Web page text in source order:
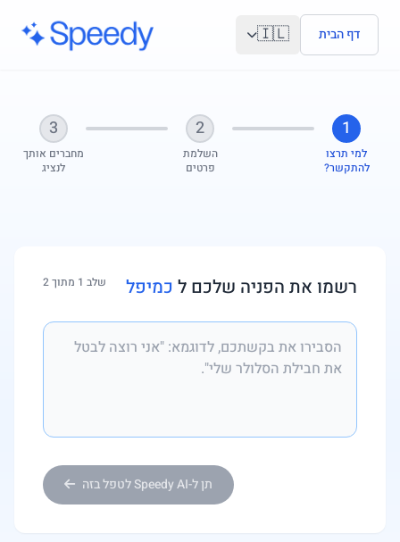
דלג לתוכן הראשי
דף הבית 🇮🇱
1
למי תרצו
להתקשר?
2
השלמת
פרטים
3
מחברים אותך
לנציג
רשמו את הפניה שלכם ל כמיפל שלב 1 מתוך 2
תן ל-Speedy AI לטפל בזה